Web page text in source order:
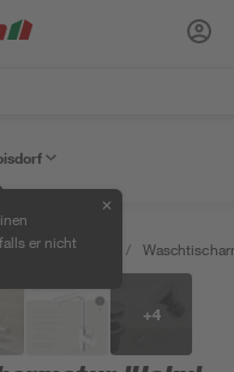
, falls er nicht
✕
/ Badarmaturen /
+4